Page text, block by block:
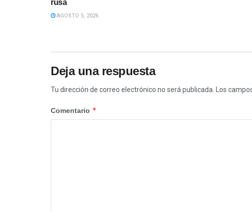
rusa
AGOSTO 5, 2026
Deja una respuesta
Tu dirección de correo electrónico no será publicada. Los
Comentario *